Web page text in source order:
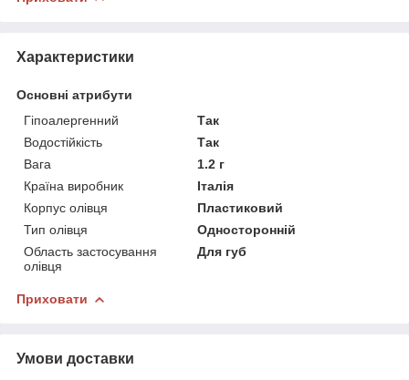
Характеристики
Основні атрибути
Гіпоалергенний
Так
Водостійкість
Так
Вага
1.2 г
Країна виробник
Італія
Корпус олівця
Пластиковий
Тип олівця
Односторонній
Область застосування
олівця
Для губ
Приховати
Умови доставки